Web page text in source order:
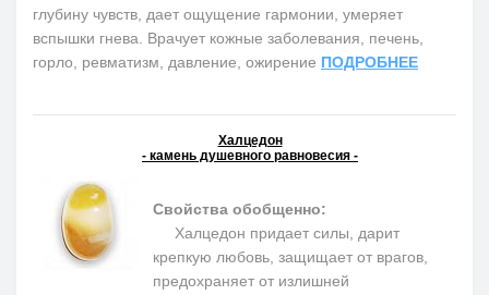
глубину чувств, дает ощущение гармонии, умеряет
вспышки гнева. Врачует кожные заболевания, печень,
горло, ревматизм, давление, ожирение ПОДРОБНЕЕ
Халцедон
- камень душевного равновесия -
Свойства обобщенно:
Халцедон придает силы, дарит
крепкую любовь, защищает от врагов,
предохраняет от излишней